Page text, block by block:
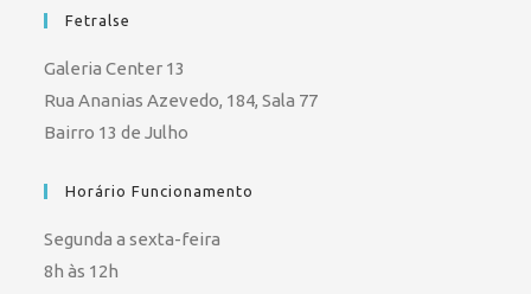
Fetralse
Galeria Center 13
Rua Ananias Azevedo, 184, Sala 77
Bairro 13 de Julho
Horário Funcionamento
Segunda a sexta-feira
8h às 12h